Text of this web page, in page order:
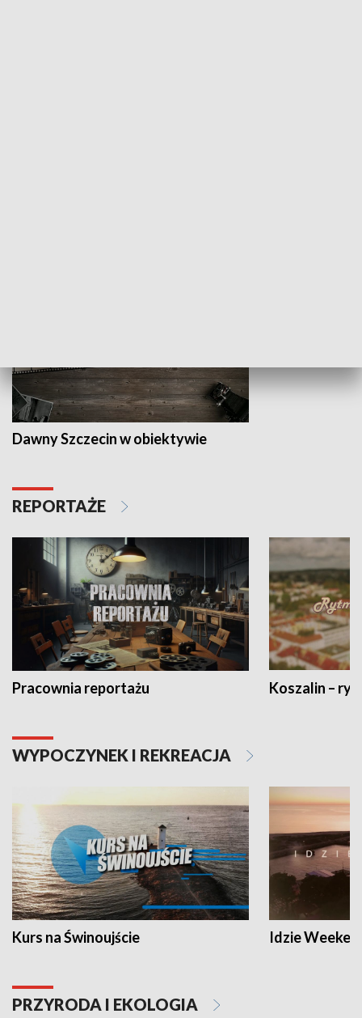
Dawny Szczecin w obiektywie
REPORTAŻE
Pracownia reportażu Koszalin –
WYPOCZYNEK I REKREACJA
Kurs na Świnoujście Idzie
PRZYRODA I EKOLOGIA